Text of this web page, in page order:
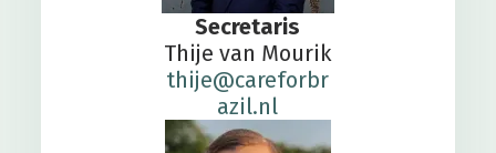
Secretaris
Thije van Mourik
thije@careforbr
azil.nl